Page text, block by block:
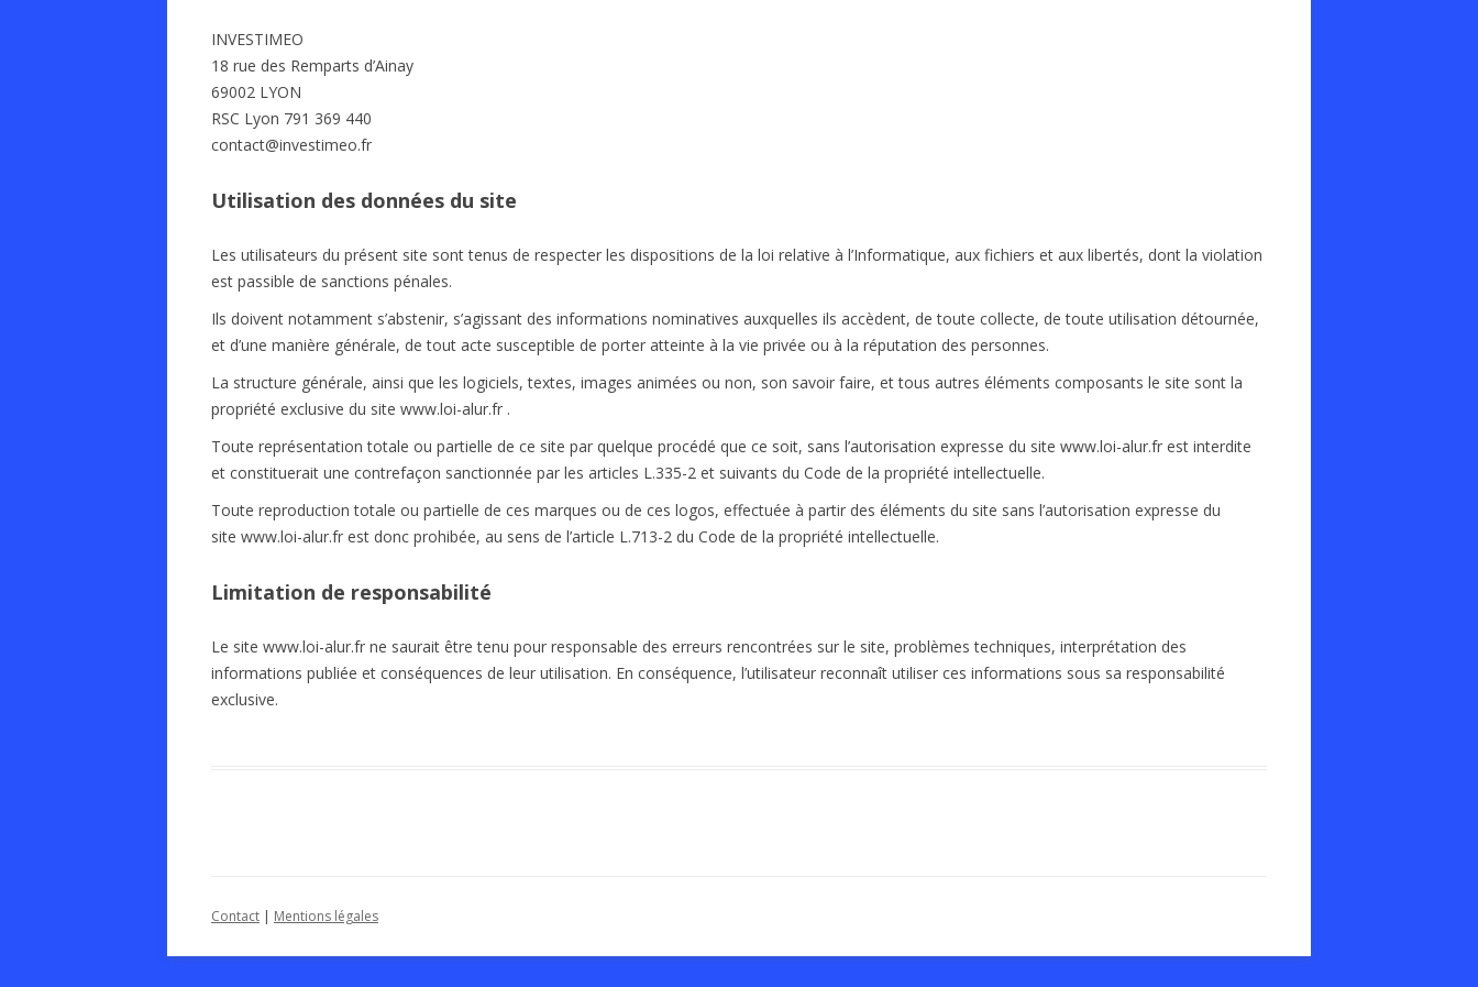
INVESTIMEO
18 rue des Remparts d’Ainay
69002 LYON
RSC Lyon 791 369 440
contact@investimeo.fr
Utilisation des données du site
Les utilisateurs du présent site sont tenus de respecter les dispositions de la loi relative à l’Informatique, aux fichiers et aux libertés, dont la violation
est passible de sanctions pénales.
Ils doivent notamment s’abstenir, s’agissant des informations nominatives auxquelles ils accèdent, de toute collecte, de toute utilisation détournée,
et d’une manière générale, de tout acte susceptible de porter atteinte à la vie privée ou à la réputation des personnes.
La structure générale, ainsi que les logiciels, textes, images animées ou non, son savoir faire, et tous autres éléments composants le site sont la
propriété exclusive du site www.loi-alur.fr .
Toute représentation totale ou partielle de ce site par quelque procédé que ce soit, sans l’autorisation expresse du site www.loi-alur.fr est interdite
et constituerait une contrefaçon sanctionnée par les articles L.335-2 et suivants du Code de la propriété intellectuelle.
Toute reproduction totale ou partielle de ces marques ou de ces logos, effectuée à partir des éléments du site sans l’autorisation expresse du
site www.loi-alur.fr est donc prohibée, au sens de l’article L.713-2 du Code de la propriété intellectuelle.
Limitation de responsabilité
Le site www.loi-alur.fr ne saurait être tenu pour responsable des erreurs rencontrées sur le site, problèmes techniques, interprétation des
informations publiée et conséquences de leur utilisation. En conséquence, l’utilisateur reconnaît utiliser ces informations sous sa responsabilité
exclusive.
Contact | Mentions légales